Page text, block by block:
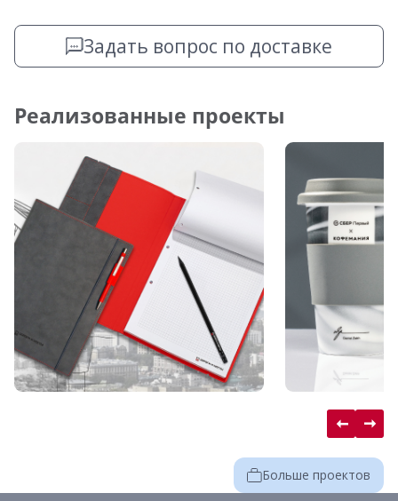
Задать вопрос по доставке
Реализованные проекты
Больше проектов